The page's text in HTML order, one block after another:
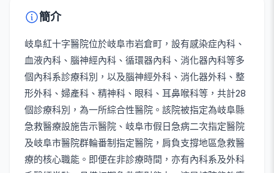
簡介
岐阜紅十字醫院位於岐阜市岩倉町，設有感染症內科、
血液內科、腦神經內科、循環器內科、消化器內科等多
個內科系診療科別，以及腦神經外科、消化器外科、整
形外科、婦產科、精神科、眼科、耳鼻喉科等，共計28
個診療科別，為一所綜合性醫院。該院被指定為岐阜縣
急救醫療設施告示醫院、岐阜市假日急病二次指定醫院
及岐阜市醫院群輪番制指定醫院，肩負支撐地區急救醫
療的核心職能。即便在非診療時間，亦有內科系及外科